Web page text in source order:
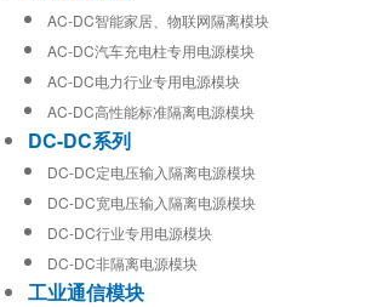
AC-DC智能家居、物联网隔离模块
AC-DC汽车充电柱专用电源模块
AC-DC电力行业专用电源模块
AC-DC高性能标准隔离电源模块
DC-DC系列
DC-DC定电压输入隔离电源模块
DC-DC宽电压输入隔离电源模块
DC-DC行业专用电源模块
DC-DC非隔离电源模块
工业通信模块